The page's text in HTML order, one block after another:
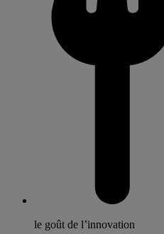
le goût de l’innovation